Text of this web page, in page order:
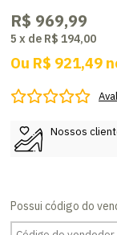
R$ 969,99
5 x de R$ 194,00
Ou R$ 921,49
Nossos